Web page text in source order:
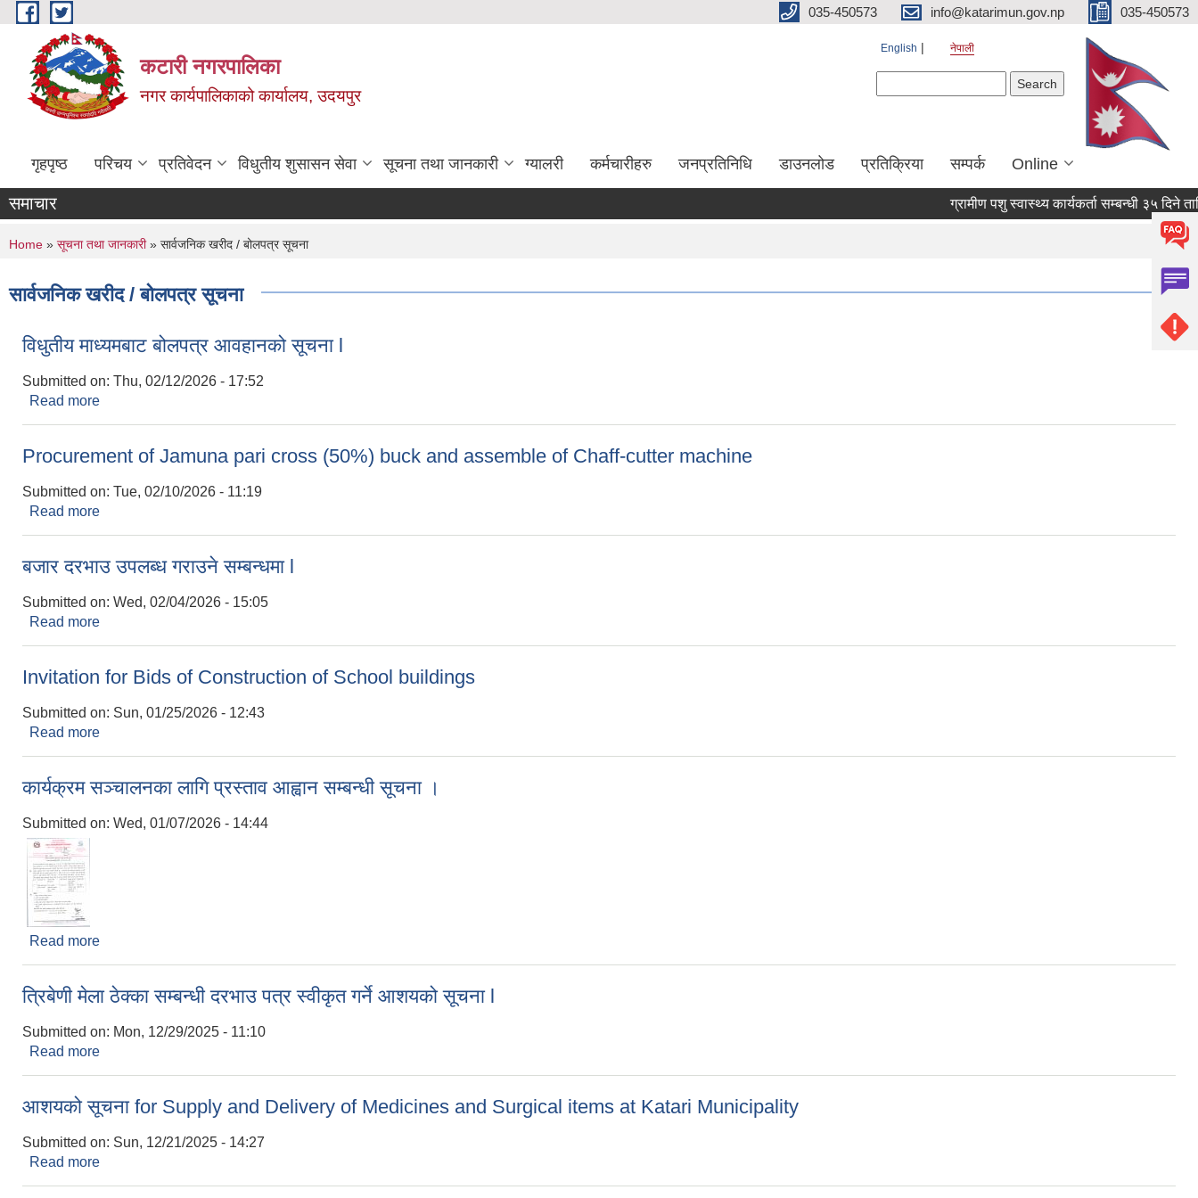
Skip to main content 035-450573 info@katarimun.gov.np 035-450573
कटारी नगरपालिका
नगर कार्यपालिकाको कार्यालय, उदयपुर
English नेपाली
गृहपृष्ठ परिचय प्रतिवेदन विधुतीय शुसासन सेवा सूचना तथा जानकारी ग्यालरी कर्मचारीहरु जनप्रतिनिधि डाउनलोड प्रतिक्रिया सम्पर्क Online
समाचार ग्रामीण पशु स्वास्थ्य कार्यकर्ता सम्बन्धी ३५ दिने
You are here
Home » सूचना तथा जानकारी» सार्वजनिक खरीद / बोलपत्र सूचना
सार्वजनिक खरीद / बोलपत्र सूचना
विधुतीय माध्यमबाट बोलपत्र आवहानको सूचना l
Submitted on: Thu, 02/12/2026 - 17:52
Read more
Procurement of Jamuna pari cross (50%) buck and assemble of Chaff-cutter machine
Submitted on: Tue, 02/10/2026 - 11:19
Read more
बजार दरभाउ उपलब्ध गराउने सम्बन्धमा l
Submitted on: Wed, 02/04/2026 - 15:05
Read more
Invitation for Bids of Construction of School buildings
Submitted on: Sun, 01/25/2026 - 12:43
Read more
कार्यक्रम सञ्चालनका लागि प्रस्ताव आह्वान सम्बन्धी सूचना ।
Submitted on: Wed, 01/07/2026 - 14:44
Read more
त्रिबेणी मेला ठेक्का सम्बन्धी दरभाउ पत्र स्वीकृत गर्ने आशयको सूचना l
Submitted on: Mon, 12/29/2025 - 11:10
Read more
आशयको सूचना for Supply and Delivery of Medicines and Surgical items at Katari Municipality
Submitted on: Sun, 12/21/2025 - 14:27
Read more